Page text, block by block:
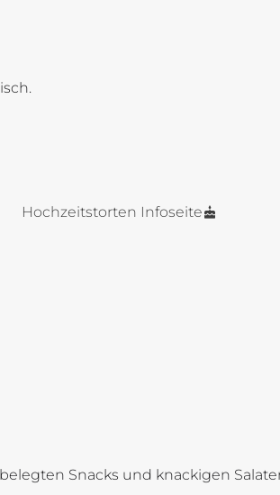
Hochzeitstorten Infoseite
Snacks und knackigen